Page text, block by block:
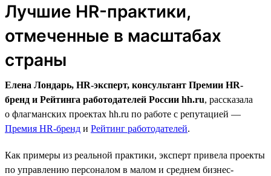
Лучшие HR-практики,
отмеченные в масштабах
страны
Елена Лондарь, HR-эксперт, консультант Премии HR-
бренд и Рейтинга работодателей России hh.ru, рассказала
о флагманских проектах hh.ru по работе с репутацией —
Премия HR-бренд и Рейтинг работодателей.
Как примеры из реальной практики, эксперт привела проекты
по управлению персоналом в малом и среднем бизнес-